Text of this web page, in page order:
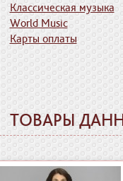
Классическая музыка
World Music
Карты оплаты
ТОВАРЫ